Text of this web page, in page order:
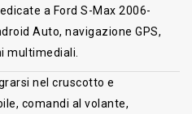
a Ford S-Max 2006-
Auto, navigazione GPS,
multimediali.
nel cruscotto e
comandi al volante,